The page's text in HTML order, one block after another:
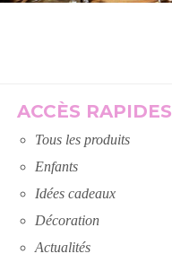
ACCÈS RAPIDES
Tous les produits
Enfants
Idées cadeaux
Décoration
Actualités